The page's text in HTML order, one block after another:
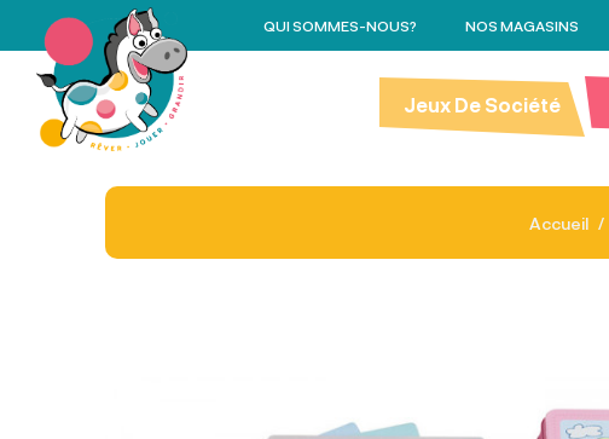
QUI SOMMES-NOUS? NOS MAGASINS
Jeux De Société
Accueil